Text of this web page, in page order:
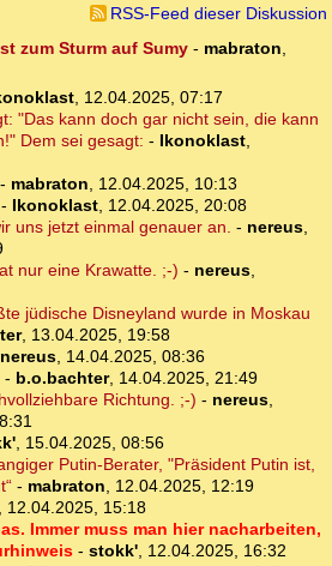
RSS-Feed dieser Diskussion
zum Sturm auf Sumy- mabraton,
, 12.04.2025, 07:17
"Das kann doch gar nicht sein, die kann
Dem sei gesagt: - Ikonoklast,
- mabraton, 12.04.2025, 10:13
- Ikonoklast, 12.04.2025, 20:08
uns jetzt einmal genauer an. - nereus,
nur eine Krawatte. ;-) - nereus,
jüdische Disneyland wurde in Moskau
, 13.04.2025, 19:58
nereus, 14.04.2025, 08:36
- b.o.bachter, 14.04.2025, 21:49
Richtung. ;-) - nereus,
, 15.04.2025, 08:56
Putin-Berater, "Präsident Putin ist,
- mabraton, 12.04.2025, 12:19
12.04.2025, 15:18
Immer muss man hier nacharbeiten,
- stokk', 12.04.2025, 16:32